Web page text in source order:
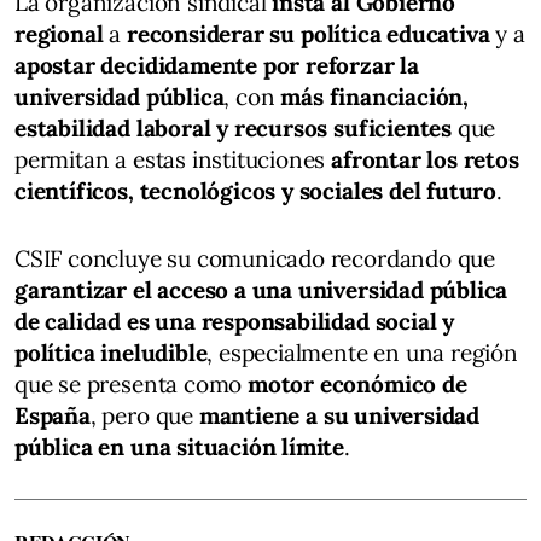
regionala reconsiderar su política educativay a
apostar decididamente por reforzar la
universidad pública, conmás financiación,
estabilidad laboral y recursos suficientes que
permitan a estas institucionesafrontar los retos
científicos, tecnológicos y sociales del futuro.
CSIF concluye su comunicado recordando que
garantizar el acceso a una universidad pública
de calidad es una responsabilidad social y
política ineludible, especialmente en una región
que se presenta comomotor económico de
España, pero que mantiene a su universidad
pública en una situación límite.